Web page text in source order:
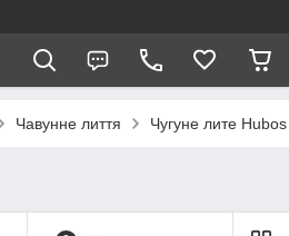
Чавунне лиття Чугуне лите Hubos